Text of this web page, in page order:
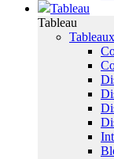
Tableau
Tableau